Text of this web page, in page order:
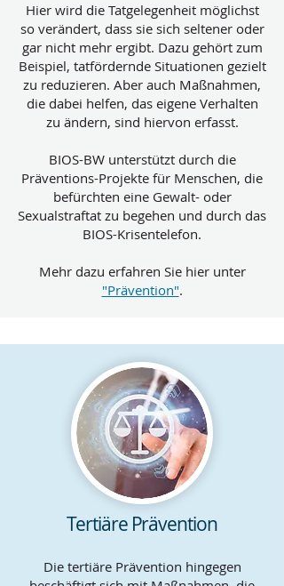
Hier wird die Tatgelegenheit möglichst
so verändert, dass sie sich seltener oder
gar nicht mehr ergibt. Dazu gehört zum
Beispiel, tatfördernde Situationen gezielt
zu reduzieren. Aber auch Maßnahmen,
die dabei helfen, das eigene Verhalten
zu ändern, sind hiervon erfasst.
BIOS-BW unterstützt durch die
Präventions-Projekte für Menschen, die
befürchten eine Gewalt- oder
Sexualstraftat zu begehen und durch das
BIOS-Krisentelefon.
Mehr dazu erfahren Sie hier unter
"Prävention".
Tertiäre Prävention
Die tertiäre Prävention hingegen